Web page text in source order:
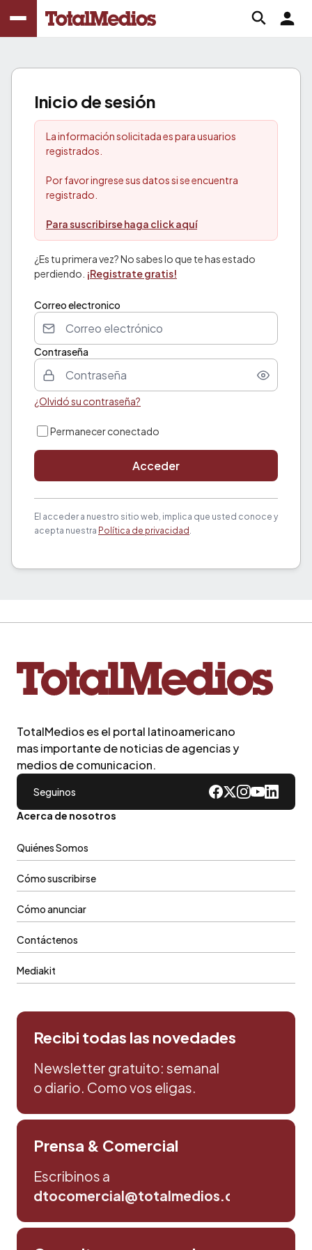
Inicio de sesión
La información solicitada es para usuarios
registrados.
Por favor ingrese sus datos si se encuentra
registrado.
Para suscribirse haga click aquí
¿Es tu primera vez? No sabes lo que te has estado
perdiendo. ¡Registrate gratis!
Correo electronico
Contraseña
¿Olvidó su contraseña?
Permanecer conectado
Acceder
El acceder a nuestro sitio web, implica que usted conoce y
acepta nuestra Política de privacidad .
TotalMedios es el portal latinoamericano
mas importante de noticias de agencias y
medios de comunicacion.
Seguinos
Acerca de nosotros
Quiénes Somos
Cómo suscribirse
Cómo anunciar
Contáctenos
Mediakit
Recibi todas las novedades
Newsletter gratuito: semanal
o diario. Como vos eligas.
Prensa & Comercial
Escribinos a
dtocomercial@totalmedios.com